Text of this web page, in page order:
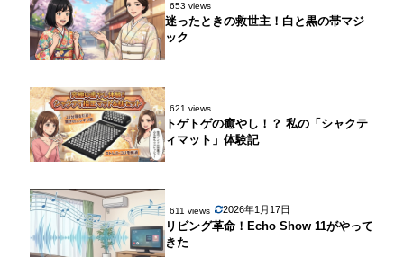
653 views
迷ったときの救世主！白と黒の帯マジ
ック
621 views
トゲトゲの癒やし！？ 私の「シャクテ
ィマット」体験記
611 views 2026年1月17日
リビング革命！Echo Show 11がやって
きた